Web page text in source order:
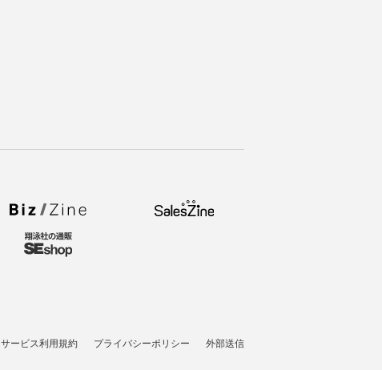
サービス利用規約 プライバシーポリシー 外部送信